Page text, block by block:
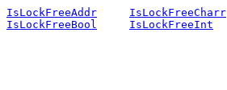
IsLockFreeAddr IsLockFreeCharr
IsLockFreeBool
IsLockFreeInt